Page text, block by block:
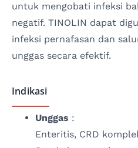
untuk mengobati infeksi
negatif. TINOLIN dapat
infeksi pernafasan dan
unggas secara efektif.
Indikasi
Unggas :
Enteritis, CRD